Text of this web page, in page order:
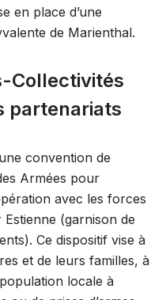
en place d’une
de Marienthal.
Collectivités
partenariats
convention de
Armées pour
avec les forces
(garnison de
Ce dispositif vise à
et de leurs familles, à
locale à